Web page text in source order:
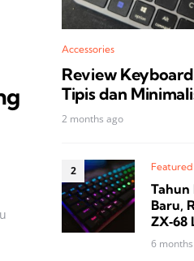
Accessories
Review
Tipis dan
2 months ago
Featured
Tahun
Baru,
ZX‑68
6